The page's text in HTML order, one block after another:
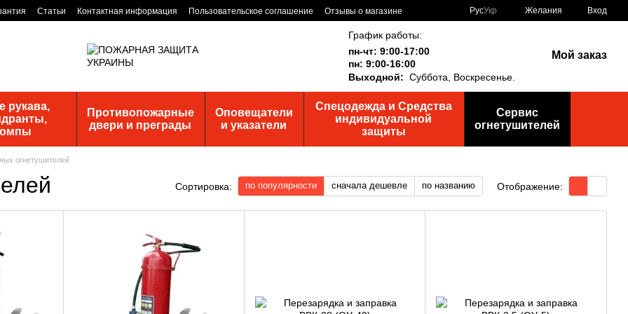
Статьи Контактная информация Пользовательское соглашение
Отзывы о магазине
РусУкр Желания Вход
График работы:
пн-чт: 9:00-17:00
пн: 9:00-16:00
Выходной: Суббота, Воскресенье.
Мой заказ
рукава,
Противопожарные
двери и преграды
Оповещатели
и указатели
Спецодежда и Средства
индивидуальной
защиты
Сервис
огнетушителей
огнетушителей
Сортировка: по популярности сначала дешевле по названию Отображение: